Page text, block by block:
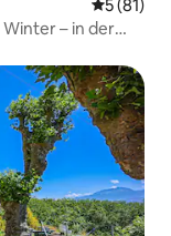
5 (81)
– in der